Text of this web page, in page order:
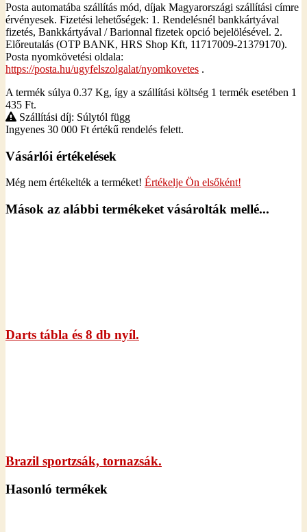
Posta automatába szállítás mód, díjak Magyarországi szállítási címre
érvényesek. Fizetési lehetőségek: 1. Rendelésnél bankkártyával
fizetés, Bankkártyával / Barionnal fizetek opció bejelölésével. 2.
Előreutalás (OTP BANK, HRS Shop Kft, 11717009-21379170).
Posta nyomkövetési oldala:
https://posta.hu/ugyfelszolgalat/nyomkovetes .
A termék súlya 0.37 Kg, így a szállítási költség 1 termék esetében 1
435 Ft.
Szállítási díj: Súlytól függ
Ingyenes 30 000 Ft értékű rendelés felett.
Vásárlói értékelések
Még nem értékelték a terméket! Értékelje Ön elsőként!
Mások az alábbi termékeket vásárolták mellé...
Darts tábla és 8 db nyíl.
Brazil sportzsák, tornazsák.
Hasonló termékek